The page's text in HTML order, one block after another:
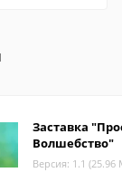
Заставка
Волшебство"
Версия: 1.1 (25.96